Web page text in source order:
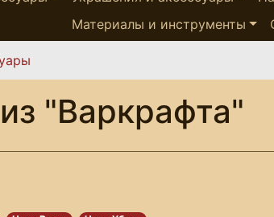
Материалы и инструменты
"Варкрафта"